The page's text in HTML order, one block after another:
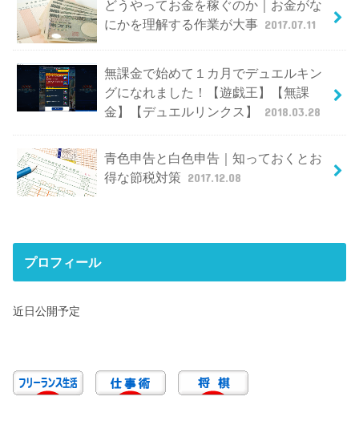
どうやってお金を稼ぐのか｜お金がな
にかを理解する作業が大事 2017.07.11
無課金で始めて１カ月でデュエルキン
グになれました！【遊戯王】【無課
金】【デュエルリンクス】
2018.03.28
青色申告と白色申告｜知っておくとお
得な節税対策 2017.12.08
プロフィール
近日公開予定